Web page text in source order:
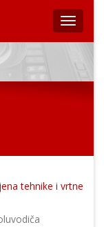
tehnike i vrtne